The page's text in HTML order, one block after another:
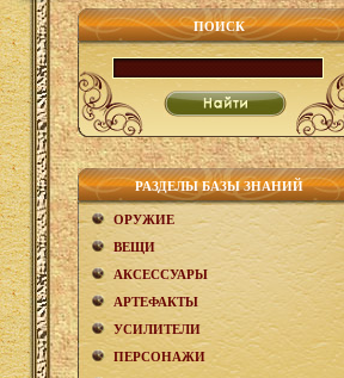
ПОИСК
РАЗДЕЛЫ БАЗЫ ЗНАНИЙ
ОРУЖИЕ
ВЕЩИ
АКCЕСCУАРЫ
АРТЕФАКТЫ
УСИЛИТЕЛИ
ПЕРСОНАЖИ